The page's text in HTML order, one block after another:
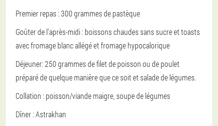
Premier repas : 300 grammes de pastèque
Goûter de l'après-midi : boissons chaudes sans sucre et toasts
avec fromage blanc allégé et fromage hypocalorique
Déjeuner: 250 grammes de filet de poisson ou de poulet
préparé de quelque manière que ce soit et salade de légumes.
Collation : poisson/viande maigre, soupe de légumes
Dîner : Astrakhan